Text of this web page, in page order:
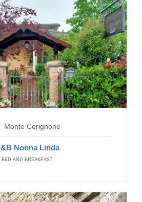
Monte Cerignone
Nonna Linda
BED AND BREAKFAST